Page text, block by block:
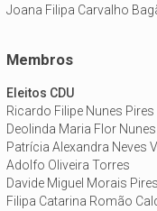
Joana Filipa Carvalho
Membros
Eleitos CDU
Ricardo Filipe Nunes
Deolinda Maria Flor Nunes
Patrícia Alexandra Neves
Adolfo Oliveira Torres
Davide Miguel Morais Pires
Filipa Catarina Romão